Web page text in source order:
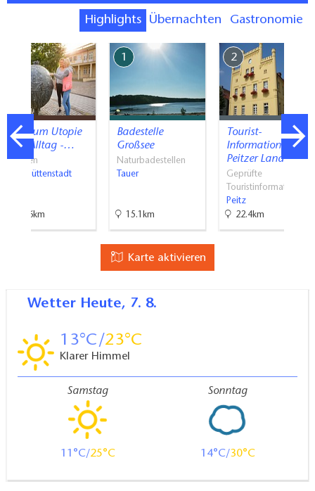
Highlights Übernachten Gastronomie
Museum Utopie
und Alltag -…
Museen
Eisenhüttenstadt
23.6km
1
Badestelle
Großsee
Naturbadestellen
Tauer
15.1km
2
Tourist-
Information
Peitzer Land
Geprüfte
Touristinformati…
Peitz
22.4km
Karte aktivieren
Wetter Heute, 7. 8.
13 23
Klarer Himmel
Samstag
11 25
Sonntag
14 30